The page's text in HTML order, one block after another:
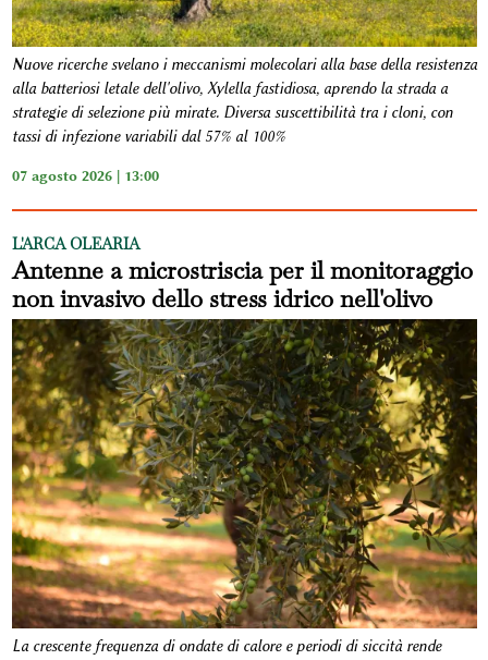
Nuove ricerche svelano i meccanismi molecolari alla base della resistenza
alla batteriosi letale dell'olivo, Xylella fastidiosa, aprendo la strada a
strategie di selezione più mirate. Diversa suscettibilità tra i cloni, con
tassi di infezione variabili dal 57% al 100%
07 agosto 2026 | 13:00
L'ARCA OLEARIA
Antenne a microstriscia per il monitoraggio
non invasivo dello stress idrico nell'olivo
La crescente frequenza di ondate di calore e periodi di siccità rende